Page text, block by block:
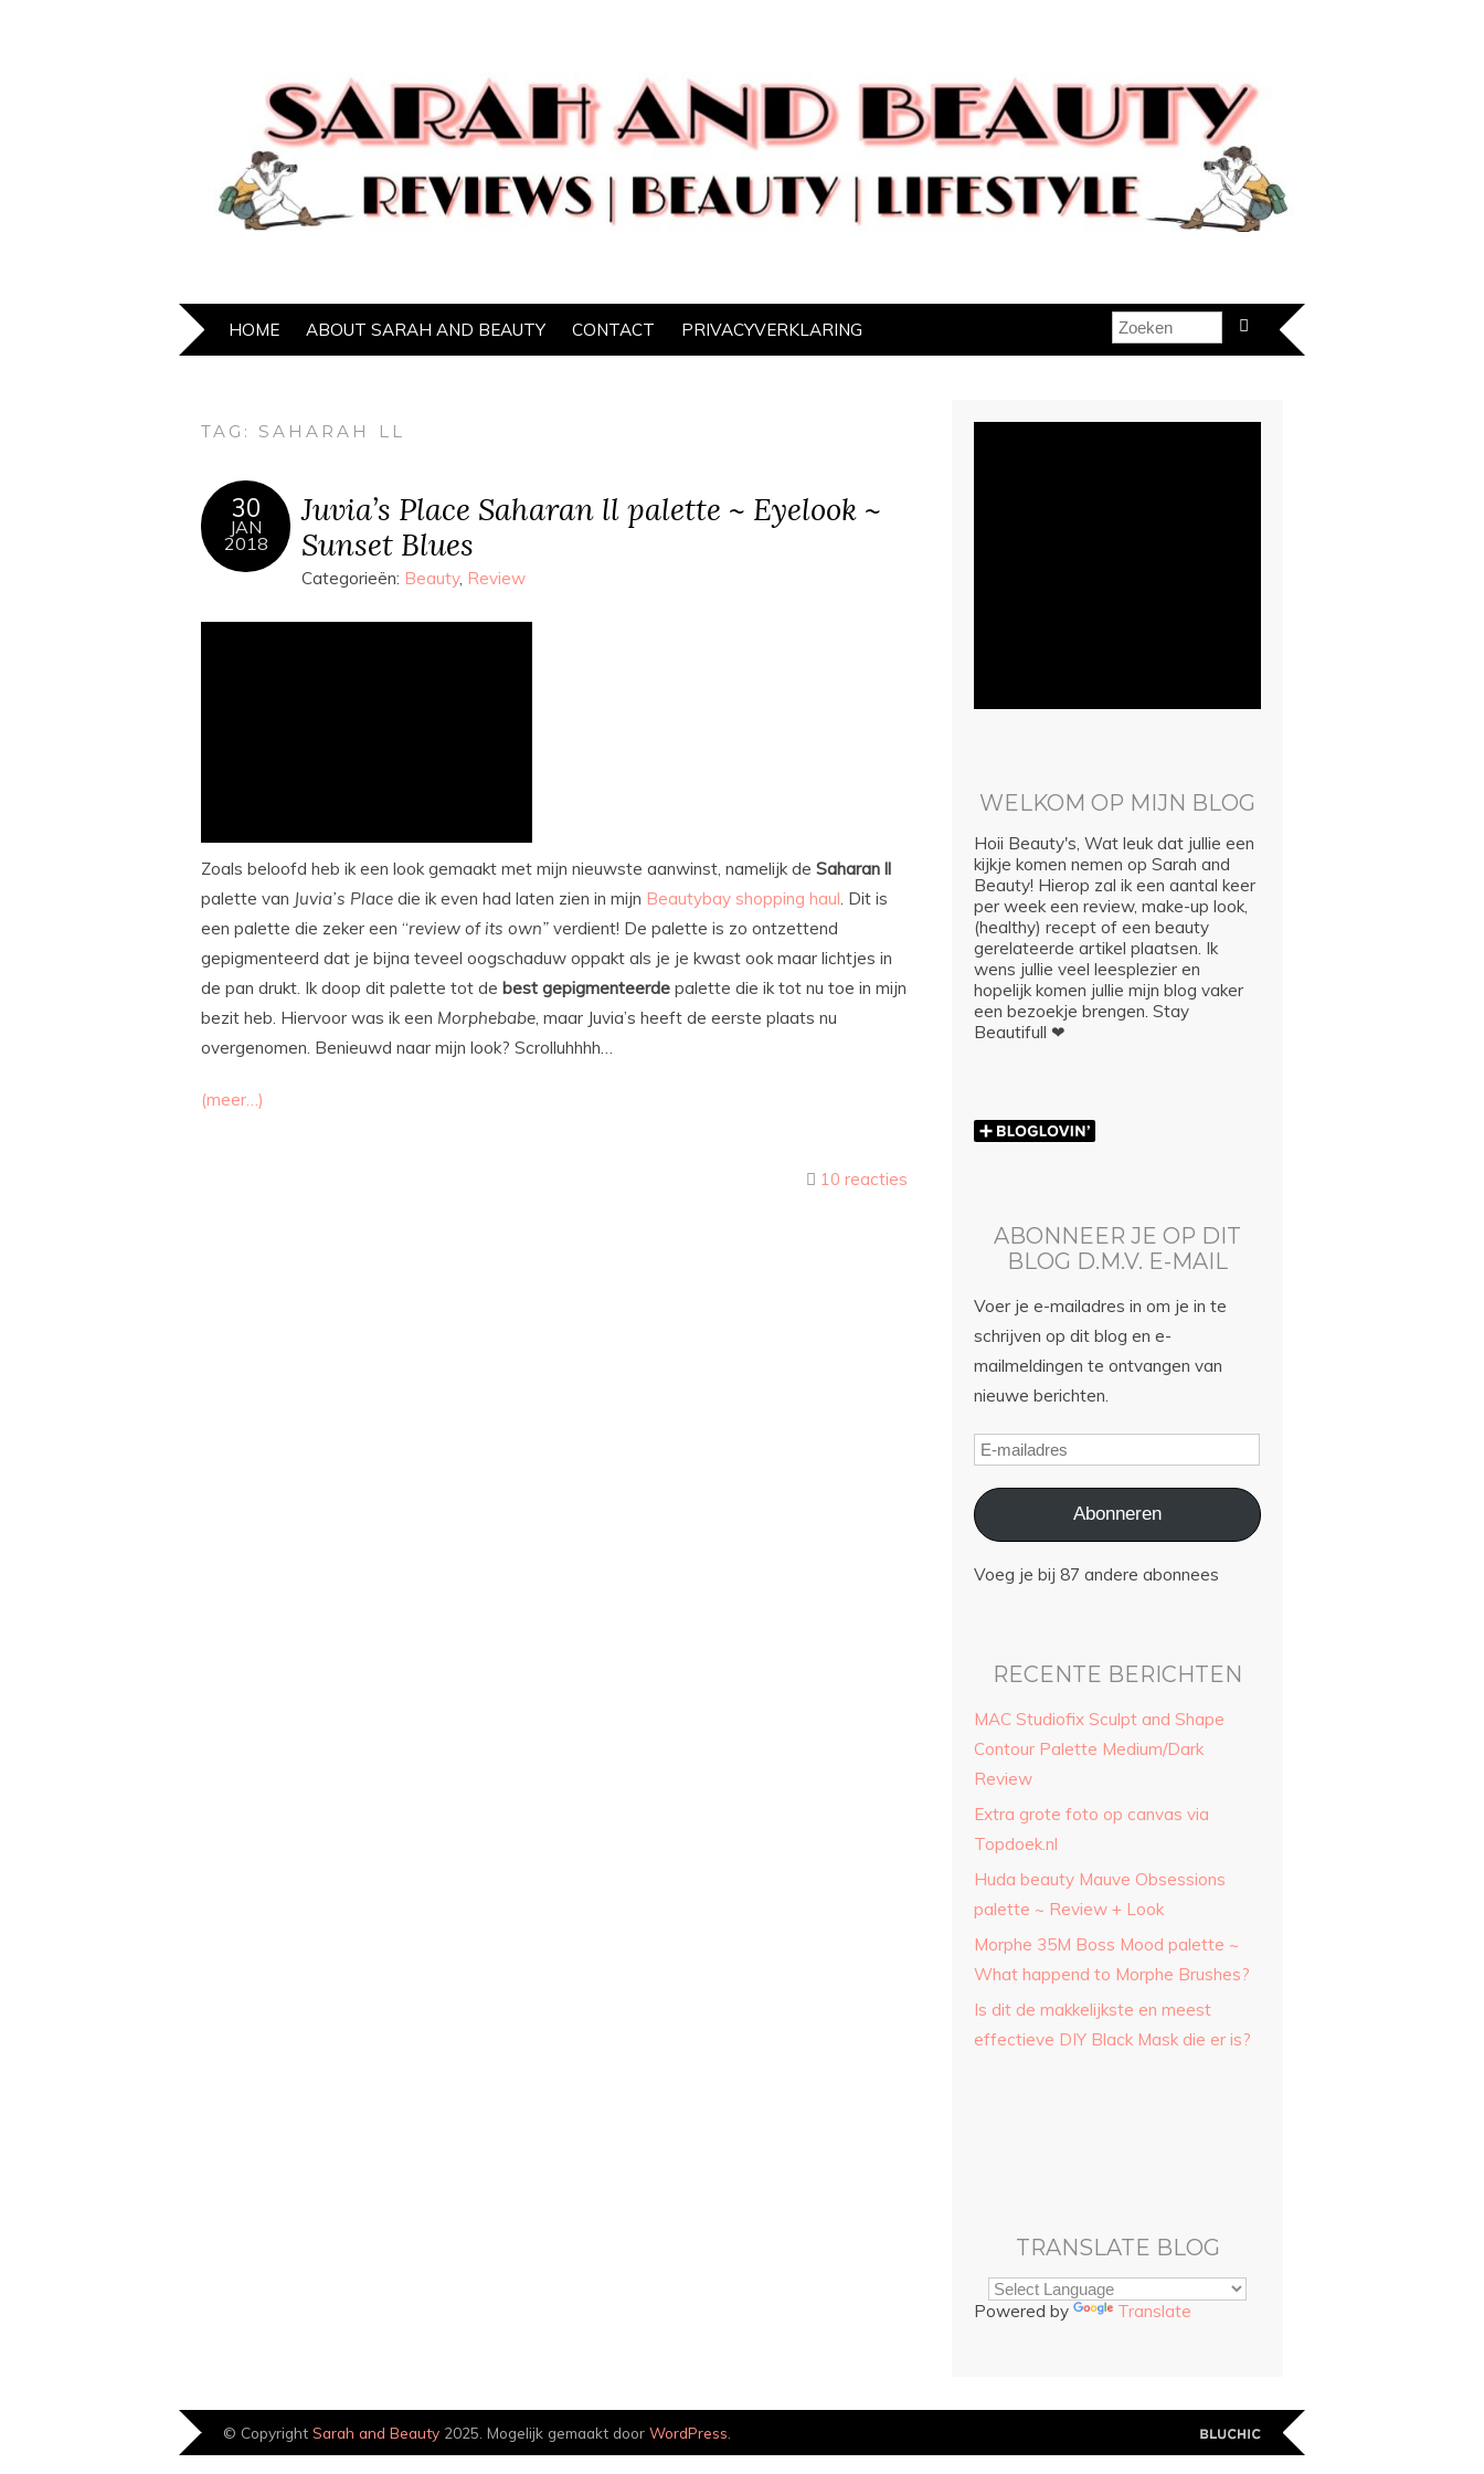
HOME ABOUT SARAH AND BEAUTY CONTACT PRIVACYVERKLARING
TAG: SAHARAH LL
30
JAN
2018
Juvia’s Place Saharan ll palette ~ Eyelook ~
Sunset Blues
Categorieën: Beauty, Review
Zoals beloofd heb ik een look gemaakt met mijn nieuwste aanwinst, namelijk de Saharan ll
palette van Juvia’s Place die ik even had laten zien in mijn Beautybay shopping haul. Dit is
een palette die zeker een “review of its own” verdient! De palette is zo ontzettend
gepigmenteerd dat je bijna teveel oogschaduw oppakt als je je kwast ook maar lichtjes in
de pan drukt. Ik doop dit palette tot de best gepigmenteerde palette die ik tot nu toe in mijn
bezit heb. Hiervoor was ik een Morphebabe, maar Juvia’s heeft de eerste plaats nu
overgenomen. Benieuwd naar mijn look? Scrolluhhhh…
(meer…)
10 reacties
WELKOM OP MIJN BLOG
Hoii Beauty's, Wat leuk dat jullie een
kijkje komen nemen op Sarah and
Beauty! Hierop zal ik een aantal keer
per week een review, make-up look,
(healthy) recept of een beauty
gerelateerde artikel plaatsen. Ik
wens jullie veel leesplezier en
hopelijk komen jullie mijn blog vaker
een bezoekje brengen. Stay
Beautifull ❤
ABONNEER JE OP DIT
BLOG D.M.V. E-MAIL
Voer je e-mailadres in om je in te
schrijven op dit blog en e-
mailmeldingen te ontvangen van
nieuwe berichten.
Abonneren
Voeg je bij 87 andere abonnees
RECENTE BERICHTEN
MAC Studiofix Sculpt and Shape
Contour Palette Medium/Dark
Review
Extra grote foto op canvas via
Topdoek.nl
Huda beauty Mauve Obsessions
palette ~ Review + Look
Morphe 35M Boss Mood palette ~
What happend to Morphe Brushes?
Is dit de makkelijkste en meest
effectieve DIY Black Mask die er is?
TRANSLATE BLOG
Powered by Translate
© Copyright Sarah and Beauty 2025. Mogelijk gemaakt door WordPress